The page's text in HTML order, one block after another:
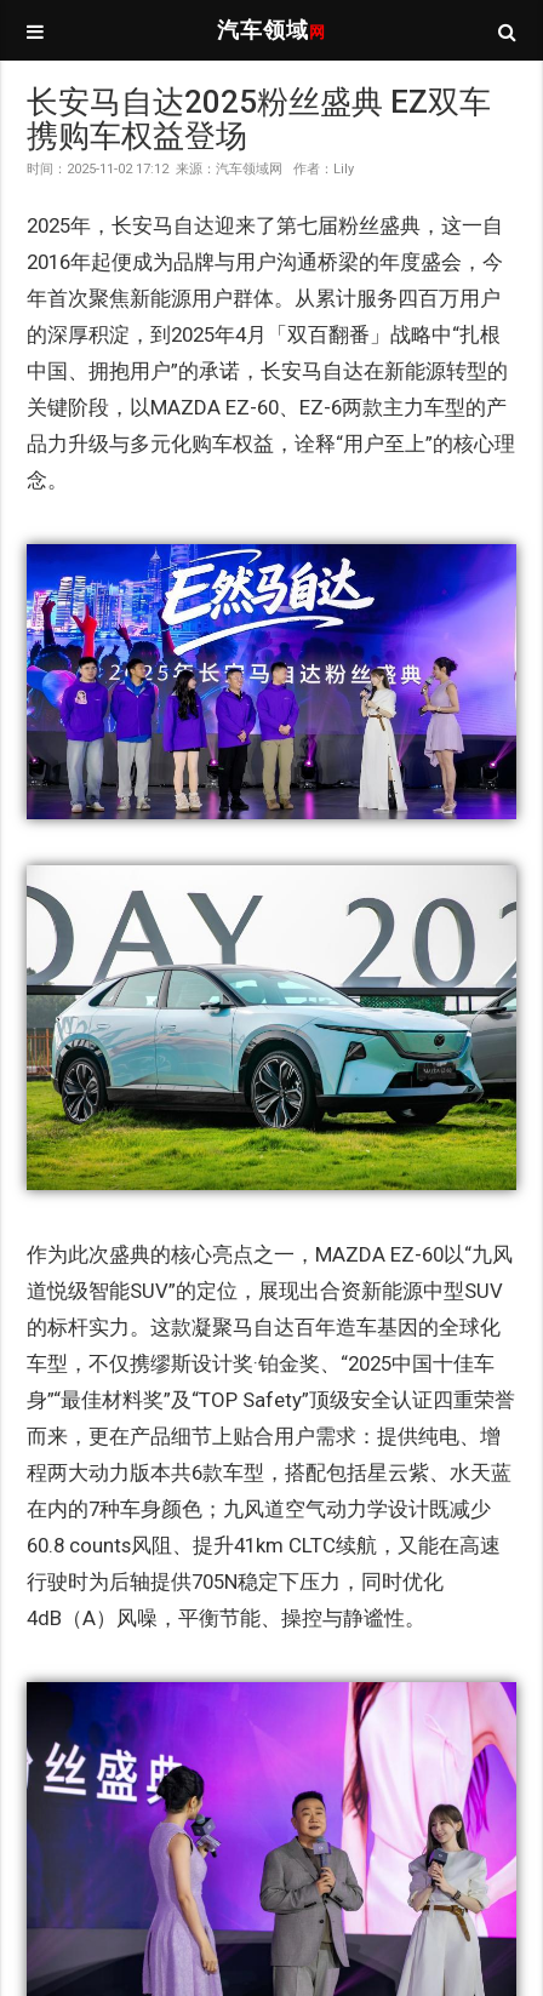
汽车领域 网
长安马自达2025粉丝盛典 EZ双车
携购车权益登场
时间：2025-11-02 17:12 来源：汽车领域网 作者：Lily
2025年，长安马自达迎来了第七届粉丝盛典，这一自
2016年起便成为品牌与用户沟通桥梁的年度盛会，今
年首次聚焦新能源用户群体。从累计服务四百万用户
的深厚积淀，到2025年4月「双百翻番」战略中“扎根
中国、拥抱用户”的承诺，长安马自达在新能源转型的
关键阶段，以MAZDA EZ-60、EZ-6两款主力车型的产
品力升级与多元化购车权益，诠释“用户至上”的核心理
念。
作为此次盛典的核心亮点之一，MAZDA EZ-60以“九风
道悦级智能SUV”的定位，展现出合资新能源中型SUV
的标杆实力。这款凝聚马自达百年造车基因的全球化
车型，不仅携缪斯设计奖·铂金奖、“2025中国十佳车
身”“最佳材料奖”及“TOP Safety”顶级安全认证四重荣誉
而来，更在产品细节上贴合用户需求：提供纯电、增
程两大动力版本共6款车型，搭配包括星云紫、水天蓝
在内的7种车身颜色；九风道空气动力学设计既减少
60.8 counts风阻、提升41km CLTC续航，又能在高速
行驶时为后轴提供705N稳定下压力，同时优化
4dB（A）风噪，平衡节能、操控与静谧性。